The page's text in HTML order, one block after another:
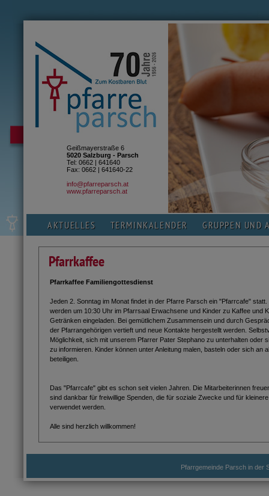
Geißmayerstraße 6
5020 Salzburg - Parsch
Tel: 0662 | 641640
Fax: 0662 | 641640-22
info@pfarreparsch.at
www.pfarreparsch.at
AKTUELLES TERMINKALENDER GRUPPEN UND
Pfarrkaffee
Pfarrkaffee Familiengottesdienst
Jeden 2. Sonntag im Monat findet in der Pfarre Parsch ein "Pfarrcafe"
werden um 10:30 Uhr im Pfarrsaal Erwachsene und Kinder zu Kaffee und
Getränken eingeladen. Bei gemütlichem Zusammensein und durch
der Pfarrangehörigen vertieft und neue Kontakte hergestellt werden.
Möglichkeit, sich mit unserem Pfarrer Pater Stephano zu unterhalten oder
zu informieren. Kinder können unter Anleitung malen, basteln oder sich an
beteiligen.
Das "Pfarrcafe" gibt es schon seit vielen Jahren. Die Mitarbeiterinnen
sind dankbar für freiwillige Spenden, die für soziale Zwecke und für
verwendet werden.
Alle sind herzlich willkommen!
Pfarrgemeinde Parsch in der